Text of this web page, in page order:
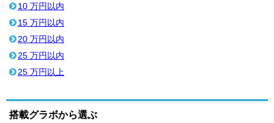
10 万円以内
15 万円以内
20 万円以内
25 万円以内
25 万円以上
搭載グラボから選ぶ